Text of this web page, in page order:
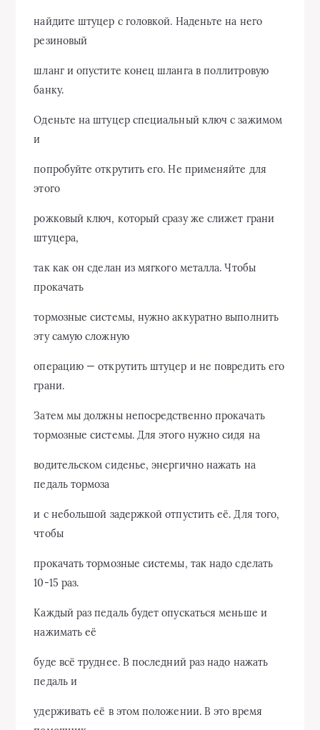
найдите штуцер с головкой. Наденьте на него
резиновый
шланг и опустите конец шланга в поллитровую
банку.
Оденьте на штуцер специальный ключ с зажимом
и
попробуйте открутить его. Не применяйте для
этого
рожковый ключ, который сразу же слижет грани
штуцера,
так как он сделан из мягкого металла. Чтобы
прокачать
тормозные системы, нужно аккуратно выполнить
эту самую сложную
операцию — открутить штуцер и не повредить его
грани.
Затем мы должны непосредственно прокачать
тормозные системы. Для этого нужно сидя на
водительском сиденье, энергично нажать на
педаль тормоза
и с небольшой задержкой отпустить её. Для того,
чтобы
прокачать тормозные системы, так надо сделать
10-15 раз.
Каждый раз педаль будет опускаться меньше и
нажимать её
буде всё труднее. В последний раз надо нажать
педаль и
удерживать её в этом положении. В это время